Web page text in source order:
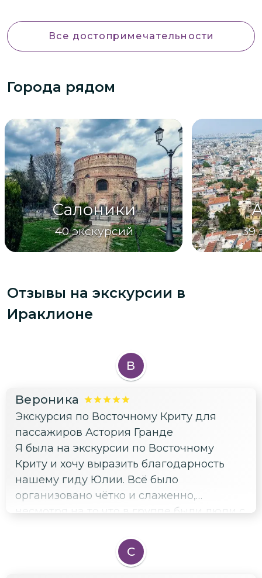
Все достопримечательности
Города рядом
Салоники
40 экскурсий 39
Отзывы на экскурсии в
Ираклионе
В
Вероника
Экскурсия по Восточному Криту для
пассажиров Астория Гранде
Я была на экскурсии по Восточному
Криту и хочу выразить благодарность
нашему гиду Юлии. Всё было
организовано чётко и слаженно,
несмотря на то что в группе были люди с
темпераментами. Юлия смогла вовлечь
всех участников, создать дружелюбную
С